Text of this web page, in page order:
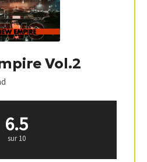
Vol.2
6.5
sur 10